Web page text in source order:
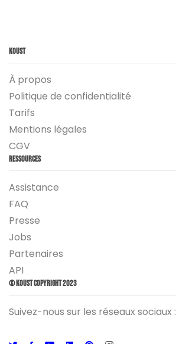
Koust
À propos
Politique de confidentialité
Tarifs
Mentions légales
CGV
Ressources
Assistance
FAQ
Presse
Jobs
Partenaires
API
© Koust Copyright 2023
Suivez-nous sur les réseaux sociaux :